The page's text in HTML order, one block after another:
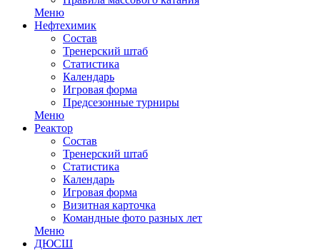
Меню
Нефтехимик
Состав
Тренерский штаб
Статистика
Календарь
Игровая форма
Предсезонные турниры
Меню
Реактор
Состав
Тренерский штаб
Статистика
Календарь
Игровая форма
Визитная карточка
Командные фото разных лет
Меню
ДЮСШ